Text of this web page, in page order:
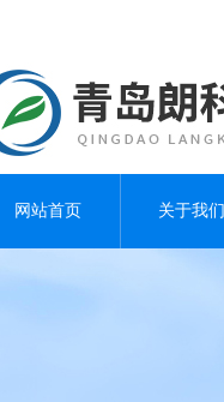
网站首页 关于我们